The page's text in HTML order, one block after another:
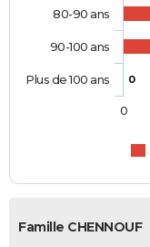
0
80-90 ans
90-100 ans
Plus de 100 ans
0
Famille CHENNOUF